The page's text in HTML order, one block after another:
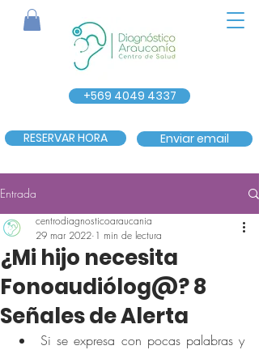
RESERVAR HORA Enviar email
+569 4049 4337
Entrada
¿Mi hijo necesita
Fonoaudiólog@? 8
Señales de Alerta
centrodiagnosticoaraucania
29 mar 2022 1 min de lectura
Si se expresa con pocas palabras y